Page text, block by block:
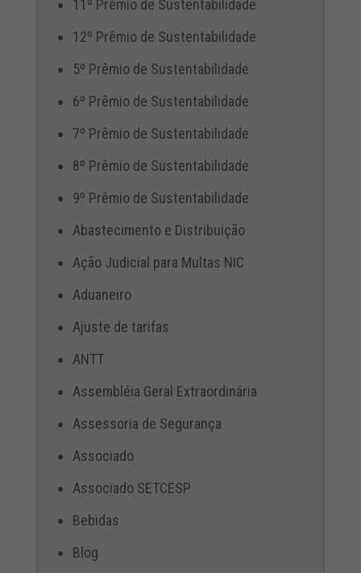
11º Prêmio de Sustentabilidade
12º Prêmio de Sustentabilidade
5º Prêmio de Sustentabilidade
6º Prêmio de Sustentabilidade
7º Prêmio de Sustentabilidade
8º Prêmio de Sustentabilidade
9º Prêmio de Sustentabilidade
Abastecimento e Distribuição
Ação Judicial para Multas NIC
Aduaneiro
Ajuste de tarifas
ANTT
Assembléia Geral Extraordinária
Assessoria de Segurança
Associado
Associado SETCESP
Bebidas
Blog